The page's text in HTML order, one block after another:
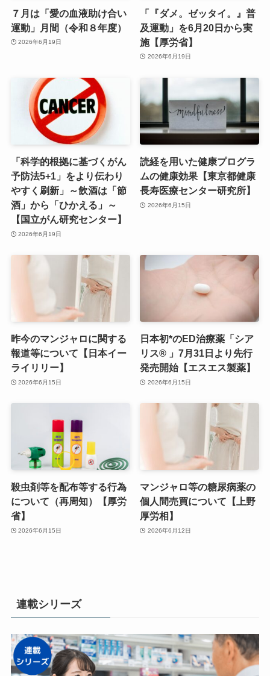
７月は「愛の血液助け合い
運動」月間（令和８年度）
2026年6月19日
「『ダメ。ゼッタイ。』普
及運動」を6月20日から実
施【厚労省】
2026年6月19日
「科学的根拠に基づくがん
予防法5+1」をより伝わり
やすく刷新」～飲酒は「節
酒」から「ひかえる」～
【国立がん研究センター】
2026年6月19日
読経を用いた健康プログラ
ムの健康効果【東京都健康
長寿医療センター研究所】
2026年6月15日
昨今のマンジャロに関する
報道等について【日本イー
ライリリー】
2026年6月15日
日本初*のED治療薬「シア
リス® 」7月31日より先行
発売開始【エスエス製薬】
2026年6月15日
殺虫剤等を配布等する行為
について（再周知）【厚労
省】
2026年6月15日
マンジャロ等の糖尿病薬の
個人間売買について【上野
厚労相】
2026年6月12日
連載シリーズ